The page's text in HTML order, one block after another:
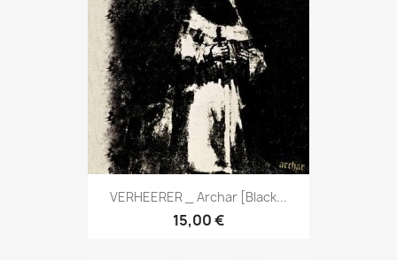
VERHEERER _ Archar [Black...
15,00 €